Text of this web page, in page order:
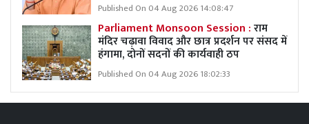
Published On 04 Aug 2026 14:08:47
Parliament Monsoon Session :राम
मंदिर चढ़ावा विवाद और छात्र प्रदर्शन पर संसद में
हंगामा, दोनों सदनों की कार्यवाही ठप
Published On 04 Aug 2026 18:02:33